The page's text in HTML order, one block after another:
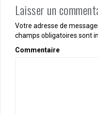
Laisser un
Votre adresse de
champs obligatoires sont
Commentaire